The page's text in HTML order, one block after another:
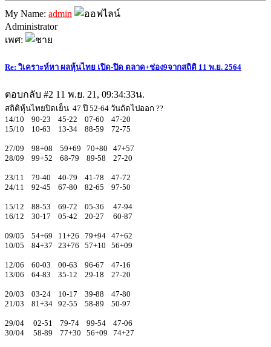
My Name: admin
Administrator
เพศ:
Re: วิเคราะห์หา ผลหุ้นไทย เปิด-ปิด ตลาด+ช่อง9จากสถิติ 11 พ.ย. 2564
ตอบกลับ #2 11 พ.ย. 21, 09:34:33น.
สถิติหุ้นไทยปิดเย็น 47 ปี 52-64 วันถัดไปออก ??
14/10 90-23 45-22 07-60 47-20
15/10 10-63 13-34 88-59 72-75
27/09 98+08 59+69 70+80 47+57
28/09 99+52 68-79 89-58 27-20
23/11 79-40 40-79 41-78 47-72
24/11 92-45 67-80 82-65 97-50
15/12 88-53 69-72 05-36 47-94
16/12 30-17 05-42 20-27 60-87
09/05 54+69 11+26 79+94 47+62
10/05 84+37 23+76 57+10 56+09
12/06 60-03 00-63 96-67 47-16
13/06 64-83 35-12 29-18 27-20
20/03 03-24 10-17 39-88 47-80
21/03 81+34 92-55 58-89 50-97
29/04 02-51 79-74 99-54 47-06
30/04 58-89 77+30 56+09 74+27